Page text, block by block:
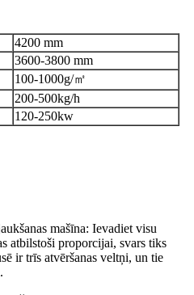
4200 mm
3600-3800 mm
100-1000g/㎡
200-500kg/h
120-250kw
mašīna: Ievadiet visu
atbilstoši proporcijai, svars tiks
ir trīs atvēršanas veltņi, un tie